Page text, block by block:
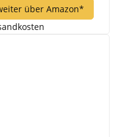
über Amazon*